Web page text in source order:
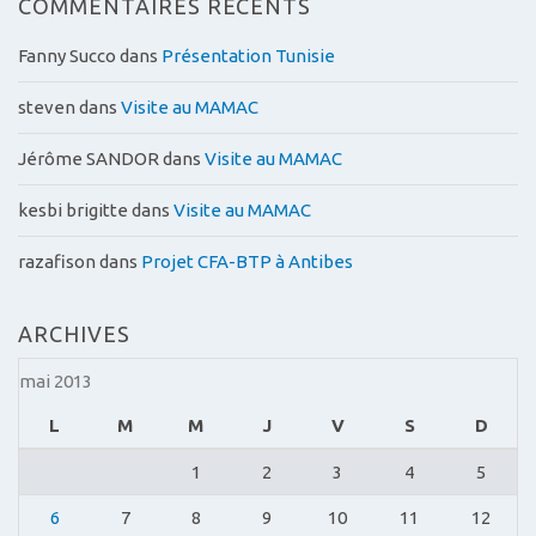
COMMENTAIRES RÉCENTS
Fanny Succo dans Présentation Tunisie
steven dans Visite au MAMAC
Jérôme SANDOR dans Visite au MAMAC
kesbi brigitte dans Visite au MAMAC
razafison dans Projet CFA-BTP à Antibes
ARCHIVES
mai 2013
L M M J V S D
1 2 3 4 5
6 7 8 9 10 11 12